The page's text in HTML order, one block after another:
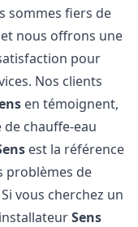
sommes fiers de
nous offrons une
pour
Nos clients
en témoignent,
chauffe-eau
est la référence
problèmes de
vous cherchez un
Sens